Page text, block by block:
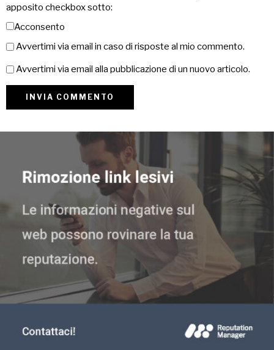
apposito checkbox sotto:
Acconsento
Avvertimi via email in caso di risposte al mio commento.
Avvertimi via email alla pubblicazione di un nuovo articolo.